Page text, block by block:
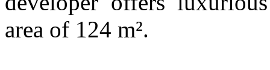
area of 124 m².